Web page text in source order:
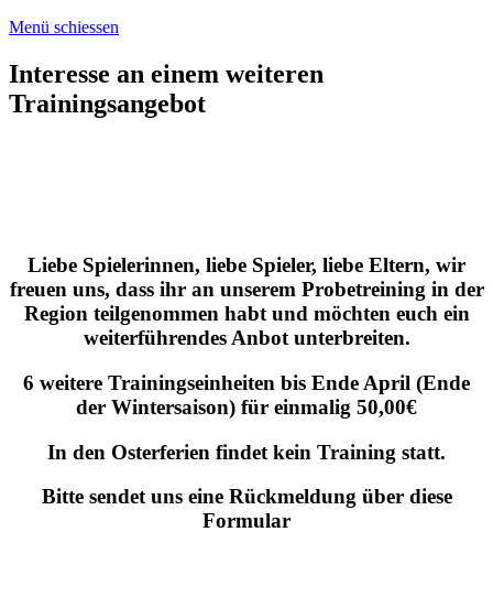
Menü schiessen
Interesse an einem weiteren
Trainingsangebot
Liebe Spielerinnen, liebe Spieler, liebe Eltern, wir
freuen uns, dass ihr an unserem Probetreining in der
Region teilgenommen habt und möchten euch ein
weiterführendes Anbot unterbreiten.
6 weitere Trainingseinheiten bis Ende April (Ende
der Wintersaison) für einmalig 50,00€
In den Osterferien findet kein Training statt.
Bitte sendet uns eine Rückmeldung über diese
Formular